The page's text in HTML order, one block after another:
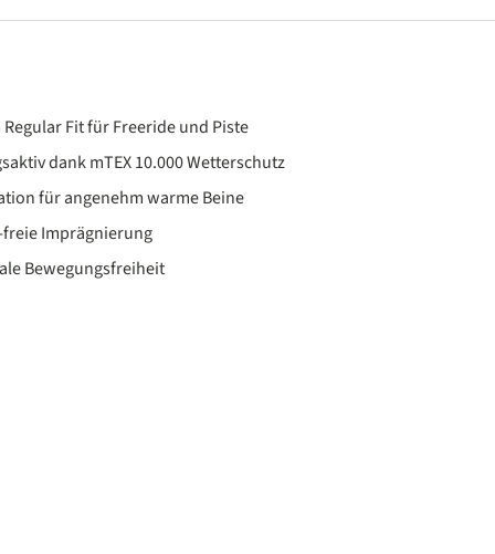
Fit für Freeride und Piste
dank mTEX 10.000 Wetterschutz
für angenehm warme Beine
freie Imprägnierung
Bewegungsfreiheit